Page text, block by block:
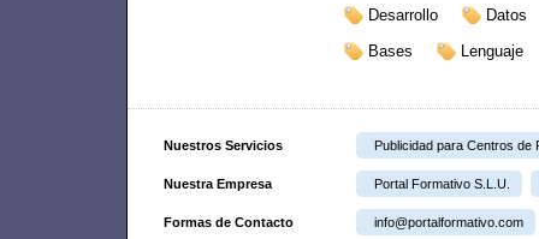
Desarrollo
Datos
Bases
Lenguaje
Nuestros Servicios Publicidad para Centros de
Nuestra Empresa Portal Formativo S.L.U.
Formas de Contacto info@portalformativo.com